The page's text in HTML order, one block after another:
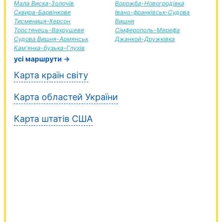
Мала Виска-Золочів
Сквира-Барвінкове
Тисмениця-Херсон
Тростянець-Вахрушеве
Судова Вишня-Армянськ
Кам'янка-бузька-Глухів
Ворожба-Новогродівка
Івано-франківськ-Судова
Вишня
Сімферополь-Мерефа
Джанкой-Дружківка
усі маршрути →
Карта країн світу
Карта областей України
Карта штатів США